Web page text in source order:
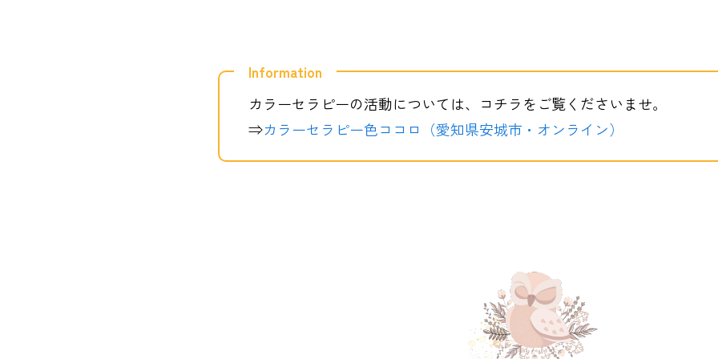
Information
カラーセラピーの活動については、コチラをご覧くださいませ。
⇒カラーセラピー色ココロ（愛知県安城市・オンライン）
Home
ホーム 自己紹介